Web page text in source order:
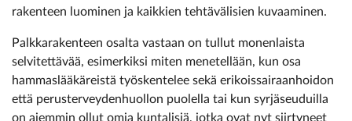
rakenteen luominen ja kaikkien tehtävälisien kuvaaminen.
Palkkarakenteen osalta vastaan on tullut monenlaista
selvitettävää, esimerkiksi miten menetellään, kun osa
hammaslääkäreistä työskentelee sekä erikoissairaanhoidon
että perusterveydenhuollon puolella tai kun syrjäseuduilla
on aiemmin ollut omia kuntalisiä, jotka ovat nyt siirtyneet